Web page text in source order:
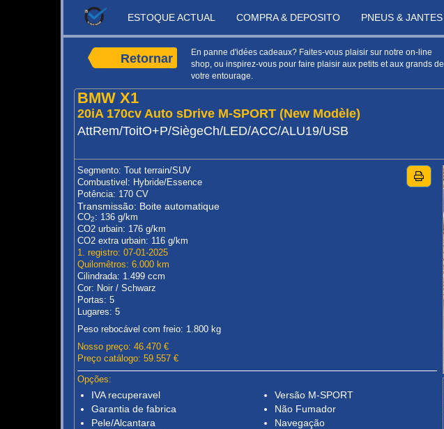
ESTOQUE ACTUAL COMPRA & DEPOSITO PNEUS & JANTES
Retornar
En panne d'idées cadeaux? Faites-vous plaisir sur notre on-line
shop, ou inspirez-vous pour faire plaisir aux petits et aux grands de
votre entourage.
BMW X1
20iA 170cv Auto sDrive M-SPORT (New Modèle)
AttRem/ToitO+P/SiègeCh/LED/ACC/ALU19/USB
Segmento: Tout terrain/SUV
Combustivel: Hybride/Essence
Potência: 170 CV
Transmissão: Boite automatique
CO2: 136 g/km
CO2 urbain: 176 g/km
CO2 extra urbain: 116 g/km
1. registro: 07-01-2025
Quilomêtros: 6.000 km
Cilindrada: 1.499 ccm
Cor: Noir / Schwarz
Portas: 5
Lugares: 5
Peso rebocável com freio: 1.800 kg
Nosso preço: 46.470 €
Preço catálogo: 59.557 €
Opções:
IVA recuperavel
Versão M-SPORT
Garantia de fabrica
Não Fumador
Pele/Alcantara
Navegação